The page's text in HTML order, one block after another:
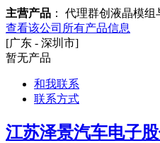
主营产品 ： 代理群创液晶模
查看该公司所有产品信息
[广东 - 深圳市]
暂无产品
和我联系
联系方式
江苏泽景汽车电子